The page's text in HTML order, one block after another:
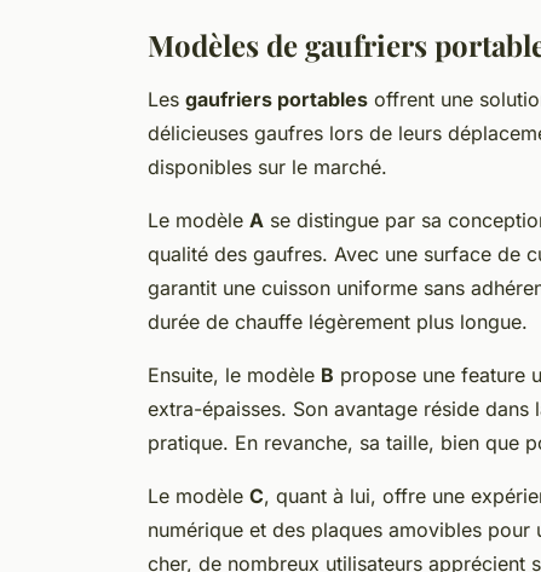
Modèles de gaufriers
Les gaufriers portables offrent une
délicieuses gaufres lors de leurs
disponibles sur le marché.
Le modèle A se distingue par sa
qualité des gaufres. Avec une surface de
garantit une cuisson uniforme sans
durée de chauffe légèrement plus longue.
Ensuite, le modèle B propose une feature
extra-épaisses. Son avantage réside
pratique. En revanche, sa taille, bien que
Le modèle C, quant à lui, offre une
numérique et des plaques amovibles
cher, de nombreux utilisateurs apprécient